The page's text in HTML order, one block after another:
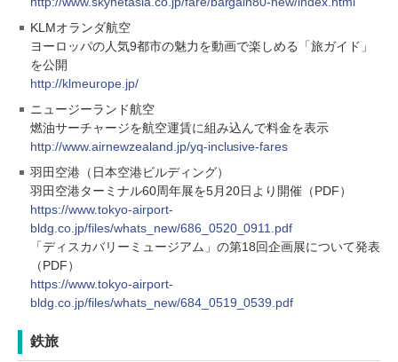
KLMオランダ航空
ヨーロッパの人気9都市の魅力を動画で楽しめる「旅ガイド」
を公開
http://klmeurope.jp/
ニュージーランド航空
燃油サーチャージを航空運賃に組み込んで料金を表示
http://www.airnewzealand.jp/yq-inclusive-fares
羽田空港（日本空港ビルディング）
羽田空港ターミナル60周年展を5月20日より開催（PDF）
https://www.tokyo-airport-
bldg.co.jp/files/whats_new/686_0520_0911.pdf
「ディスカバリーミュージアム」の第18回企画展について発表
（PDF）
https://www.tokyo-airport-
bldg.co.jp/files/whats_new/684_0519_0539.pdf
鉄旅